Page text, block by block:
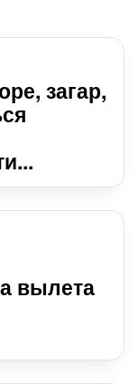
загар,
вылета